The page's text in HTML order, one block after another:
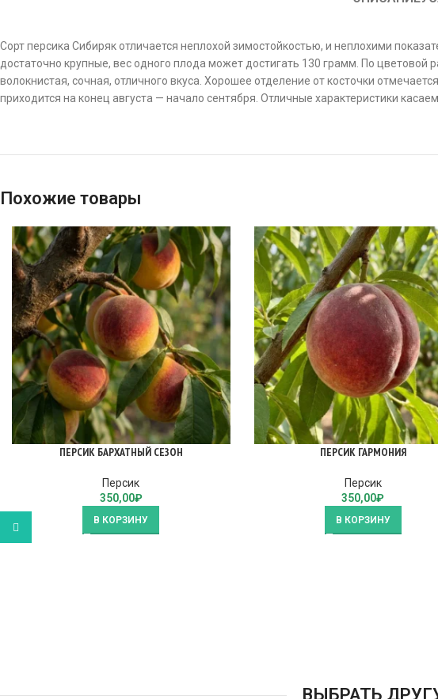
Сорт персика Сибиряк отличается неплохой зимостойкостью, и неплохими
достаточно крупные, вес одного плода может достигать 130 грамм. По
волокнистая, сочная, отличного вкуса. Хорошее отделение от косточки
приходится на конец августа — начало сентября. Отличные характеристики
Похожие товары
ПЕРСИК БАРХАТНЫЙ СЕЗОН
Персик
350,00₽
В КОРЗИНУ
ПЕРСИК ГАРМОНИЯ
Персик
350,00₽
В КОРЗИНУ
ВЫБРАТЬ